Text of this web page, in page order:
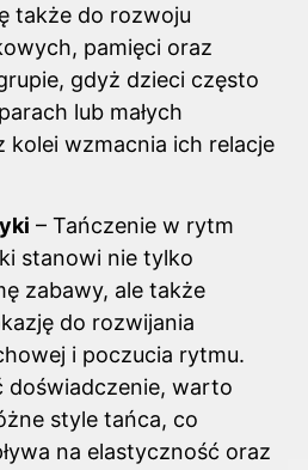
także do rozwoju
pamięci oraz
gdyż dzieci często
lub małych
kolei wzmacnia ich relacje
– Tańczenie w rytm
stanowi nie tylko
zabawy, ale także
do rozwijania
i poczucia rytmu.
doświadczenie, warto
style tańca, co
na elastyczność oraz